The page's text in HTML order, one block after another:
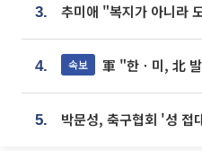
3.
4. 속보 軍 "한ㆍ미, 北 발사
5.